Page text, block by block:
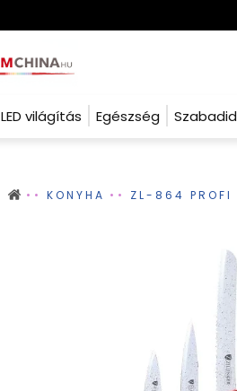
LED világítás Egészség
KONYHA ZL-864 PROFI